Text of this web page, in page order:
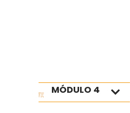
MÓDULO 4